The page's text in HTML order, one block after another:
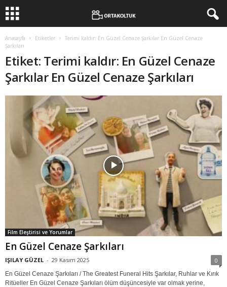
Anasayfa Etiketler
Terimi kaldır: En Güzel Cenaze Şarkılar En Güzel Cenaze
Şarkıları
Etiket: Terimi kaldır: En Güzel Cenaze
Şarkılar En Güzel Cenaze Şarkıları
Film Eleştirisi ve Yorumlar
En Güzel Cenaze Şarkıları
IŞILAY GÜZEL - 29 Kasım 2025 0
En Güzel Cenaze Şarkıları / The Greatest Funeral Hits Şarkılar, Ruhlar ve Kırık
Ritüeller En Güzel Cenaze Şarkıları ölüm düşüncesiyle var olmak yerine,